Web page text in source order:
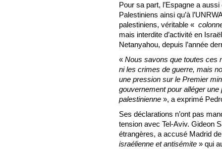
Pour sa part, l’Espagne a
Palestiniens ainsi qu’à
palestiniens, véritable «
mais interdite d’activité en
Netanyahou, depuis l’année
« Nous savons que toutes ces
ni les crimes de guerre, mais
une pression sur le Premier
gouvernement pour alléger
palestinienne », a exprimé
Ses déclarations n’ont pas
tension avec Tel-Aviv. Gideon
étrangères, a accusé Madrid
israélienne et antisémite » qui